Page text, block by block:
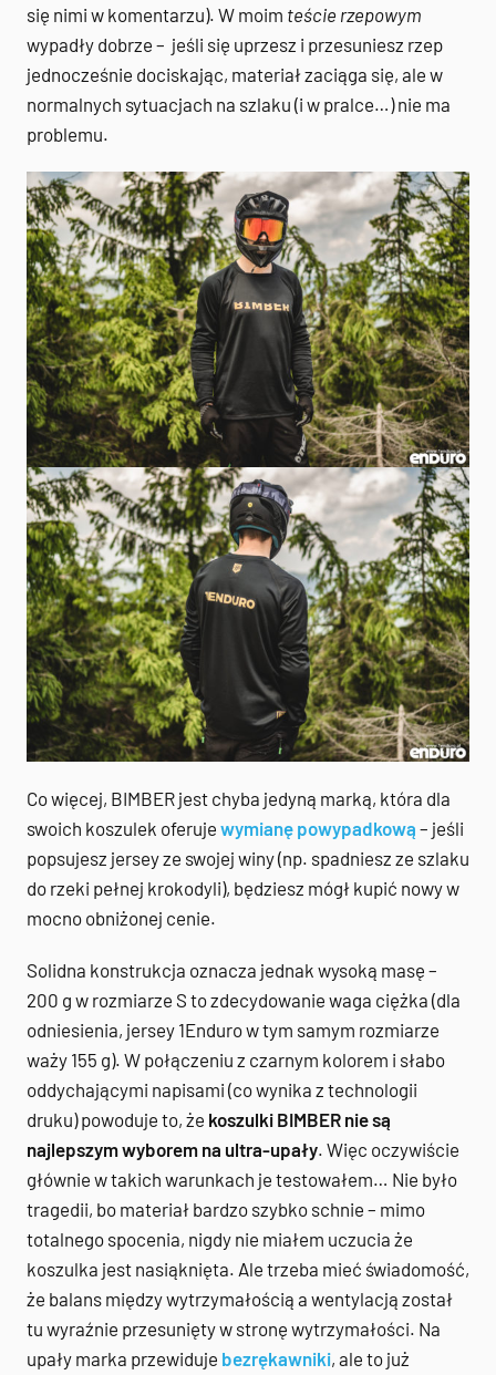
się nimi w komentarzu). W moim teście rzepowym
wypadły dobrze – jeśli się uprzesz i przesuniesz rzep
jednocześnie dociskając, materiał zaciąga się, ale w
normalnych sytuacjach na szlaku (i w pralce…) nie ma
problemu.
Co więcej, BIMBER jest chyba jedyną marką, która dla
swoich koszulek oferuje wymianę powypadkową – jeśli
popsujesz jersey ze swojej winy (np. spadniesz ze szlaku
do rzeki pełnej krokodyli), będziesz mógł kupić nowy w
mocno obniżonej cenie.
Solidna konstrukcja oznacza jednak wysoką masę –
200 g w rozmiarze S to zdecydowanie waga ciężka (dla
odniesienia, jersey 1Enduro w tym samym rozmiarze
waży 155 g). W połączeniu z czarnym kolorem i słabo
oddychającymi napisami (co wynika z technologii
druku) powoduje to, że koszulki BIMBER nie są
najlepszym wyborem na ultra-upały. Więc oczywiście
głównie w takich warunkach je testowałem… Nie było
tragedii, bo materiał bardzo szybko schnie – mimo
totalnego spocenia, nigdy nie miałem uczucia że
koszulka jest nasiąknięta. Ale trzeba mieć świadomość,
że balans między wytrzymałością a wentylacją został
tu wyraźnie przesunięty w stronę wytrzymałości. Na
upały marka przewiduje bezrękawniki, ale to już